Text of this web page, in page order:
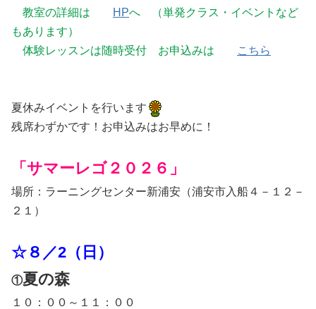
教室の詳細は
HPへ
（単発クラス・イベントなど
もあります）
体験レッスンは随時受付 お申込みは
こちら
夏休みイベントを行います
残席わずかです！お申込みはお早めに！
「サマーレゴ２０２６」
場所：ラーニングセンター新浦安（浦安市入船４－１２－
２１）
☆８／2（日 ）
①夏の森
１０：００～１１：００